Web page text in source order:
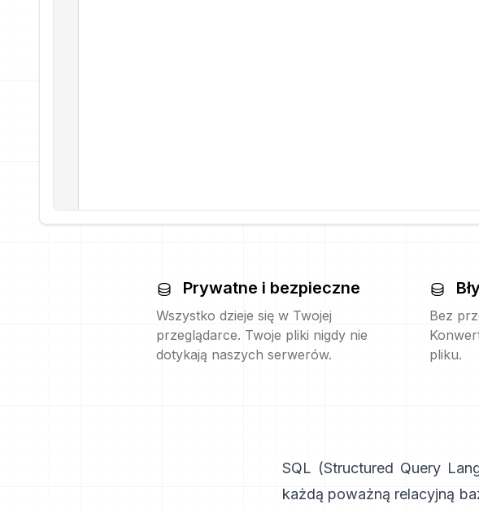
Prywatne i bezpieczne
Wszystko dzieje się w Twojej
przeglądarce. Twoje pliki nigdy nie
dotykają naszych serwerów.
Bez
pliku.
SQL (Structured Query
każdą poważną relacyjną